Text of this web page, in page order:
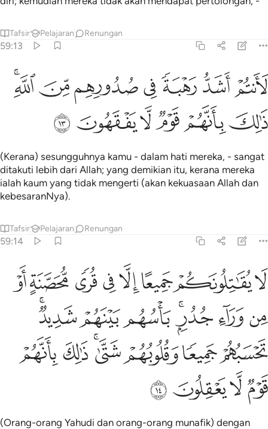
Tafsir Pelajaran Renungan
59:13
لانتم اشد رهبة في صدورهم من الله ذالك بانهم قوم لا يفقهون ١٣
لَأَنتُمْ أَشَدُّ رَهْبَةًۭ فِى صُدُورِهِم مِّنَ ٱللَّهِ ۚ ذَٰلِكَ بِأَنَّهُمْ قَوْمٌۭ لَّا يَفْقَهُونَ
ﲈﲉﲊﲋﲌﲍﲎﲏ
ﲐﲑﲒﲓﲔﲕ
(Kerana) sesungguhnya kamu - dalam hati mereka, - sangat
ditakuti lebih dari Allah; yang demikian itu, kerana mereka
ialah kaum yang tidak mengerti (akan kekuasaan Allah dan
kebesaranNya).
Tafsir Pelajaran Renungan
59:14
لا يقاتلونكم جميعا الا في قرى محصنة او من وراء جدر باسهم بينهم
لَا يُقَـٰتِلُونَكُمْ جَمِيعًا إِلَّا فِى قُرًۭى مُّحَصَّنَةٍ أَوْ مِن وَرَآءِ جُدُرٍۭ
ﲖﲗﲘﲙﲚﲛﲜﲝ
ﲞﲟﲠﲡﲢﲣﲤﲥ
ﲦﲧﲨﲩﲪ ﲫﲬ
ﲭﲮﲯﲰ
(Orang-orang Yahudi dan orang-orang munafik) dengan